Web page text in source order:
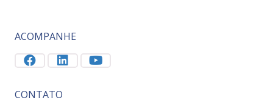
ACOMPANHE
CONTATO